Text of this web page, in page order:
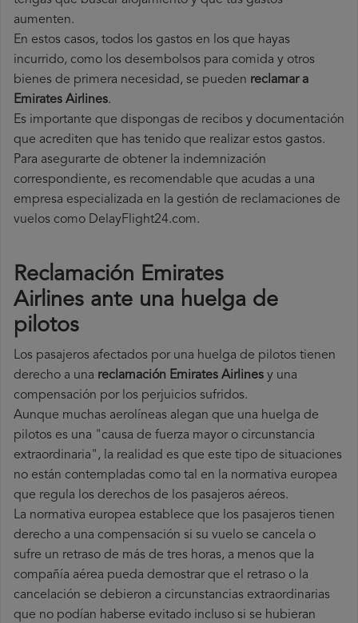
aumenten.
En estos casos, todos los gastos en los que hayas
incurrido, como los desembolsos para comida y otros
bienes de primera necesidad, se pueden reclamar a
Emirates Airlines.
Es importante que dispongas de recibos y documentación
que acrediten que has tenido que realizar estos gastos.
Para asegurarte de obtener la indemnización
correspondiente, es recomendable que acudas a una
empresa especializada en la gestión de reclamaciones de
vuelos como DelayFlight24.com.
Reclamación Emirates
Airlines ante una huelga de
pilotos
Los pasajeros afectados por una huelga de pilotos tienen
derecho a una reclamación Emirates Airlines y una
compensación por los perjuicios sufridos.
Aunque muchas aerolíneas alegan que una huelga de
pilotos es una "causa de fuerza mayor o circunstancia
extraordinaria", la realidad es que este tipo de situaciones
no están contempladas como tal en la normativa europea
que regula los derechos de los pasajeros aéreos.
La normativa europea establece que los pasajeros tienen
derecho a una compensación si su vuelo se cancela o
sufre un retraso de más de tres horas, a menos que la
compañía aérea pueda demostrar que el retraso o la
cancelación se debieron a circunstancias extraordinarias
que no podían haberse evitado incluso si se hubieran